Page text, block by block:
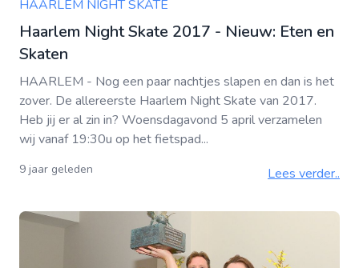
HAARLEM NIGHT SKATE
Haarlem Night Skate 2017 - Nieuw: Eten en
Skaten
HAARLEM - Nog een paar nachtjes slapen en dan is het
zover. De allereerste Haarlem Night Skate van 2017.
Heb jij er al zin in? Woensdagavond 5 april verzamelen
wij vanaf 19:30u op het fietspad...
9 jaar geleden Lees verder..